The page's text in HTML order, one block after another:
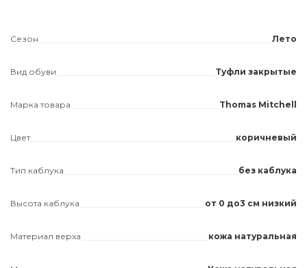
Сезон Лето
Вид обуви Туфли закрытые
Марка товара Thomas Mitchell
Цвет коричневый
Тип каблука без каблука
Высота каблука от 0 до3 см низкий
Материал верха кожа натуральная